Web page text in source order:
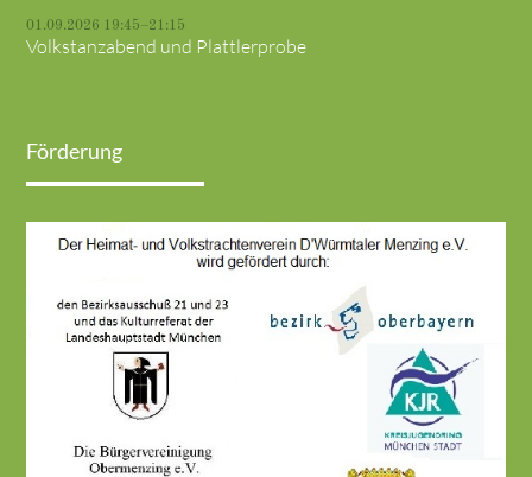
01.09.2026 19:45–21:15
Volkstanzabend und Plattlerprobe
Förderung